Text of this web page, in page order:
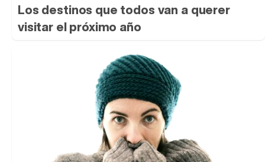
Los destinos que todos van a querer
visitar el próximo año